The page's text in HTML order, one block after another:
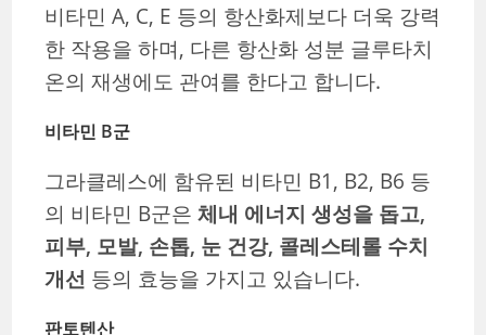
비타민 A, C, E 등의 항산화제보다 더욱 강력
한 작용을 하며, 다른 항산화 성분 글루타치
온의 재생에도 관여를 한다고 합니다.
비타민 B군
그라클레스에 함유된 비타민 B1, B2, B6 등
의 비타민 B군은체내 에너지 생성을 돕고,
피부, 모발, 손톱, 눈 건강, 콜레스테롤 수치
개선 등의 효능을 가지고 있습니다.
판토텐산